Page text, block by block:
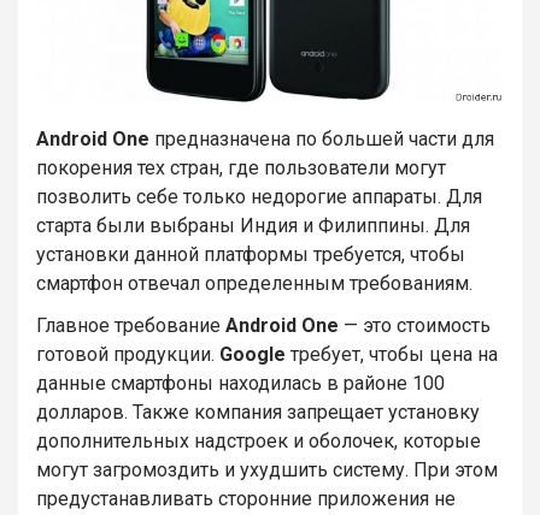
Android One предназначена по большей части для
покорения тех стран, где пользователи могут
позволить себе только недорогие аппараты. Для
старта были выбраны Индия и Филиппины. Для
установки данной платформы требуется, чтобы
смартфон отвечал определенным требованиям.
Главное требование Android One — это стоимость
готовой продукции. Google требует, чтобы цена на
данные смартфоны находилась в районе 100
долларов. Также компания запрещает установку
дополнительных надстроек и оболочек, которые
могут загромоздить и ухудшить систему. При этом
предустанавливать сторонние приложения не